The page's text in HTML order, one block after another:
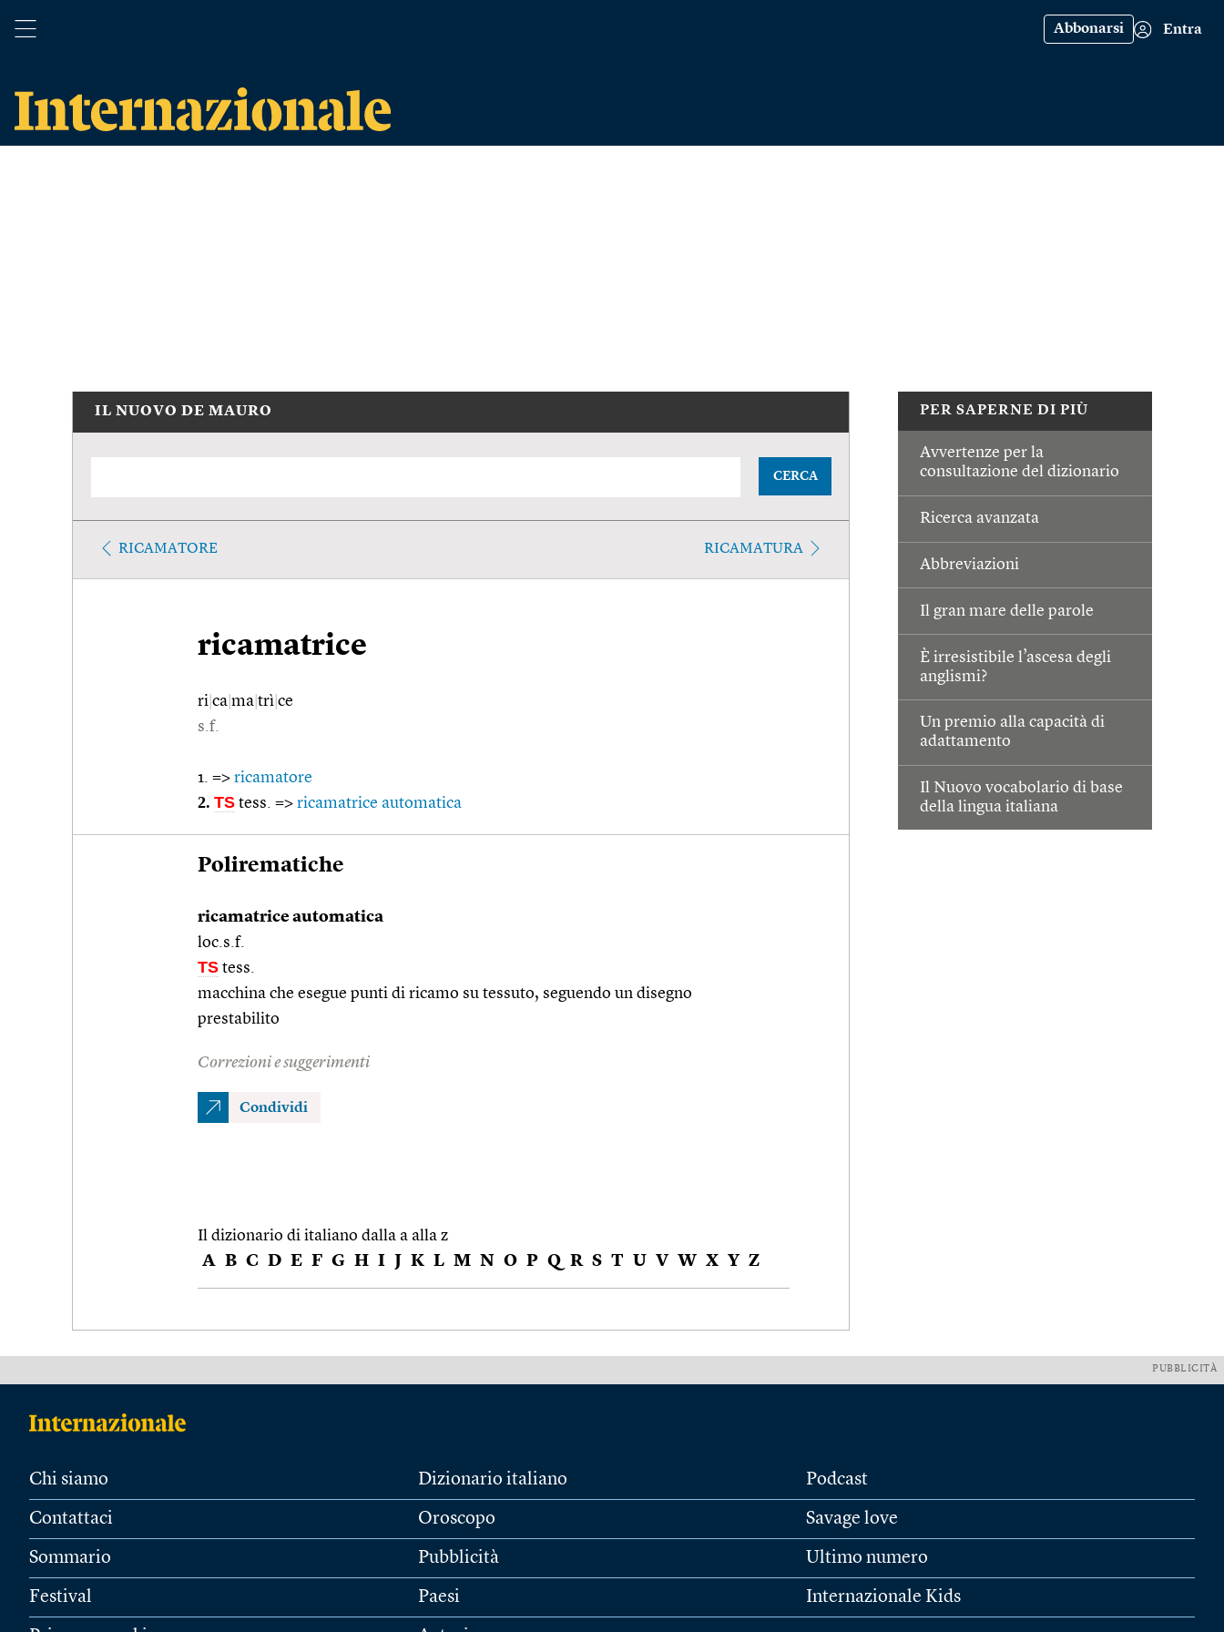
Abbonarsi Entra
PER SAPERNE DI PIÙ
Avvertenze per la
consultazione del dizionario
Ricerca avanzata
Abbreviazioni
Il gran mare delle parole
È irresistibile l’ascesa degli
anglismi?
Un premio alla capacità di
adattamento
Il Nuovo vocabolario di base
della lingua italiana
IL NUOVO DE MAURO
CERCA
RICAMATORE RICAMATURA
ricamatrice
ri ca ma trì ce
s.f.
1. => ricamatore
2. TS tess. => ricamatrice automatica
Polirematiche
ricamatrice automatica
loc.s.f.
TS tess.
macchina che esegue punti di ricamo su tessuto, seguendo un disegno
prestabilito
Correzioni e suggerimenti
Condividi
Il dizionario di italiano dalla a alla z
A B C D E F G H I J K L M N O P Q R S T U V W X Y Z
PUBBLICITÀ
Chi siamo
Contattaci
Sommario
Festival
Dizionario italiano
Oroscopo
Pubblicità
Paesi
Podcast
Savage love
Ultimo numero
Internazionale Kids